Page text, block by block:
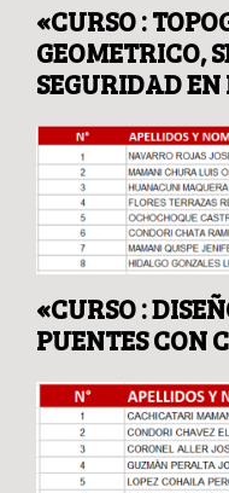
«CURSO :
GEOMETRICO,
SEGURIDAD
«CURSO :
PUENTES CON